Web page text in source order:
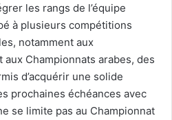
les rangs de l’équipe
à plusieurs compétitions
notamment aux
aux Championnats arabes, des
d’acquérir une solide
prochaines échéances avec
se limite pas au Championnat